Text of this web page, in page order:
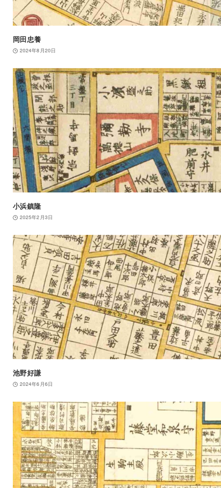
岡田忠養
2024年8月20日
小浜鎮隆
2025年2月3日
池野好謙
2024年6月6日